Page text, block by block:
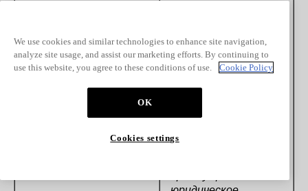
компетентный
ответ, в том случае
если наше
взаимодействие не
заключением или
договора. Законный
We use cookies and similar technologies to enhance site navigation,
analyze site usage, and assist our marketing efforts. By continuing to
use this website, you agree to these conditions of use.
Cookie Policy
OK
Cookies settings